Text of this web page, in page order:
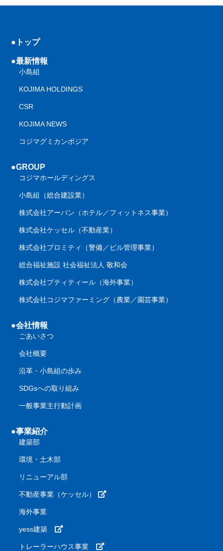
●トップ
●最新情報
小島組
KOJIMA HOLDINGS
CSR
KOJIMA NEWS
コジマグミカンボジア
●GROUP
コジマホールディングス
小島組（総合建設業）
株式会社アーバン（ホテル／フィットネス事業）
株式会社ケッセル（不動産業）
株式会社プロミティ（警備／ビル管理事業）
総合福祉施設 社会福祉法人 敬和会
株式会社プティティール（海外事業）
株式会社コジマファーミング（農業／園芸事業）
●会社情報
ごあいさつ
会社概要
沿革・小島組の歩み
SDGsへの取り組み
一般事業主行動計画
●事業紹介
建築部
環境・土木部
リニューアル部
不動産事業（ケッセル）
海外事業
yess建築
トレーラーハウス事業